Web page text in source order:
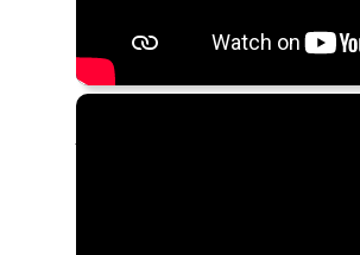
prickelnd (allerdings auch nicht